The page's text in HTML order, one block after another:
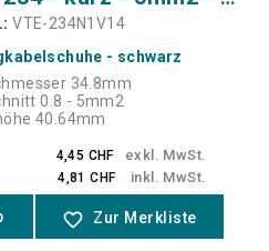
VTE-234N1V14
- schwarz
34.8mm
0.8 - 5mm2
40.64mm
4,45 CHF exkl. MwSt.
4,81 CHF inkl. MwSt.
favorite_border Zur Merkliste